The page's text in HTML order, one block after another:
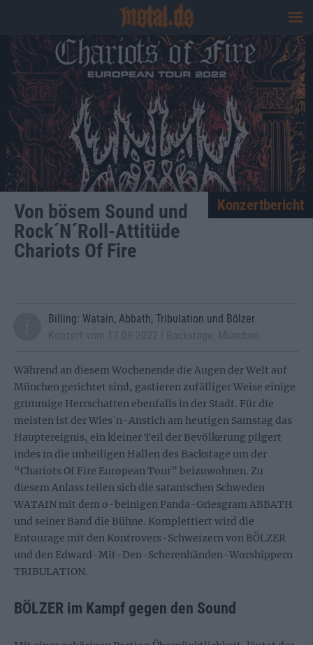
Von bösem Sound und
Rock´N´Roll-Attitüde
Chariots Of Fire
Konzertbericht
Billing: Watain, Abbath, Tribulation und Bölzer
Während an diesem Wochenende die Augen der Welt auf
München gerichtet sind, gastieren zufälliger Weise einige
grimmige Herrschaften ebenfalls in der Stadt. Für die
meisten ist der Wies´n-Anstich am heutigen Samstag das
Hauptereignis, ein kleiner Teil der Bevölkerung pilgert
indes in die unheiligen Hallen des Backstage um der
“Chariots Of Fire European Tour” beizuwohnen. Zu
diesem Anlass teilen sich die satanischen Schweden
WATAIN mit dem o-beinigen Panda-Griesgram ABBATH
und seiner Band die Bühne. Komplettiert wird die
Entourage mit den Kontrovers-Schweizern von BÖLZER
und den Edward-Mit-Den-Scherenhänden-Worshippern
TRIBULATION.
BÖLZER im Kampf gegen den Sound